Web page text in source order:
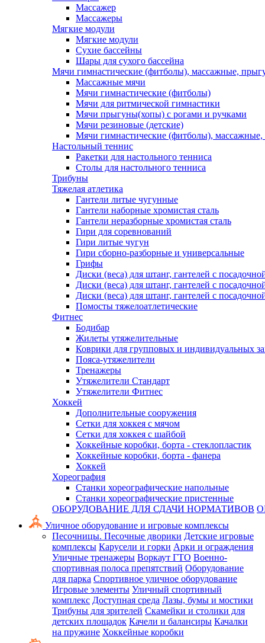
Массажер
Массажеры
Мягкие модули
Мягкие модули
Сухие бассейны
Шары для сухого бассейна
Мячи гимнастические (фитболы), массажные,
Массажные мячи
Мячи гимнастические (фитболы)
Мячи для ритмической гимнастики
Мячи прыгуны(хопы) с рогами и ручками
Мячи резиновые (детские)
Мячи гимнастические (фитболы),
Настольный теннис
Ракетки для настольного тенниса
Столы для настольного тенниса
Трибуны
Тяжелая атлетика
Гантели литые чугунные
Гантели наборные хромистая сталь
Гантели неразборные хромистая сталь
Гири для соревнований
Гири литые чугун
Гири сборно-разборные и универсальные
Грифы
Диски (веса) для штанг, гантелей с
Диски (веса) для штанг, гантелей с
Диски (веса) для штанг, гантелей с
Помосты тяжелоатлетические
Фитнес
Бодибар
Жилеты утяжелительные
Коврики для групповых и индивидуальных
Пояса-утяжелители
Тренажеры
Утяжелители Стандарт
Утяжелители Фитнес
Хоккей
Дополнительные сооружения
Сетки для хоккея с мячом
Сетки для хоккея с шайбой
Хоккейные коробки, борта - стеклопластик
Хоккейные коробки, борта - фанера
Хоккей
Хореография
Станки хореографические напольные
Станки хореографические пристенные
ОБОРУДОВАНИЕ ДЛЯ СДАЧИ НОРМАТИВОВ
Уличное оборудование и игровые комплексы
Песочницы. Песочные дворики Детские игровые
комплексы Карусели и горки Арки и ограждения
Уличные тренажеры Воркаут ГТО Военно-
спортивная полоса препятствий Оборудование
для парка Спортивное уличное оборудование
Игровые элементы Уличный спортивный
комплекс Доступная среда Лазы, бумы и мостики
Трибуны для зрителей Скамейки и столики для
детских площадок Качели и балансиры Качалки
на пружине Хоккейные коробки